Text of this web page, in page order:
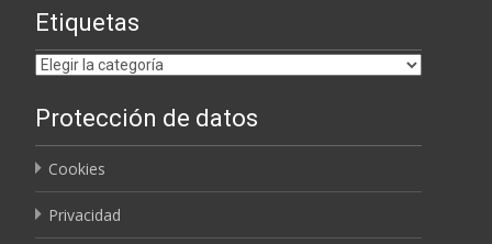
Etiquetas
Etiquetas
Protección de datos
Cookies
Privacidad